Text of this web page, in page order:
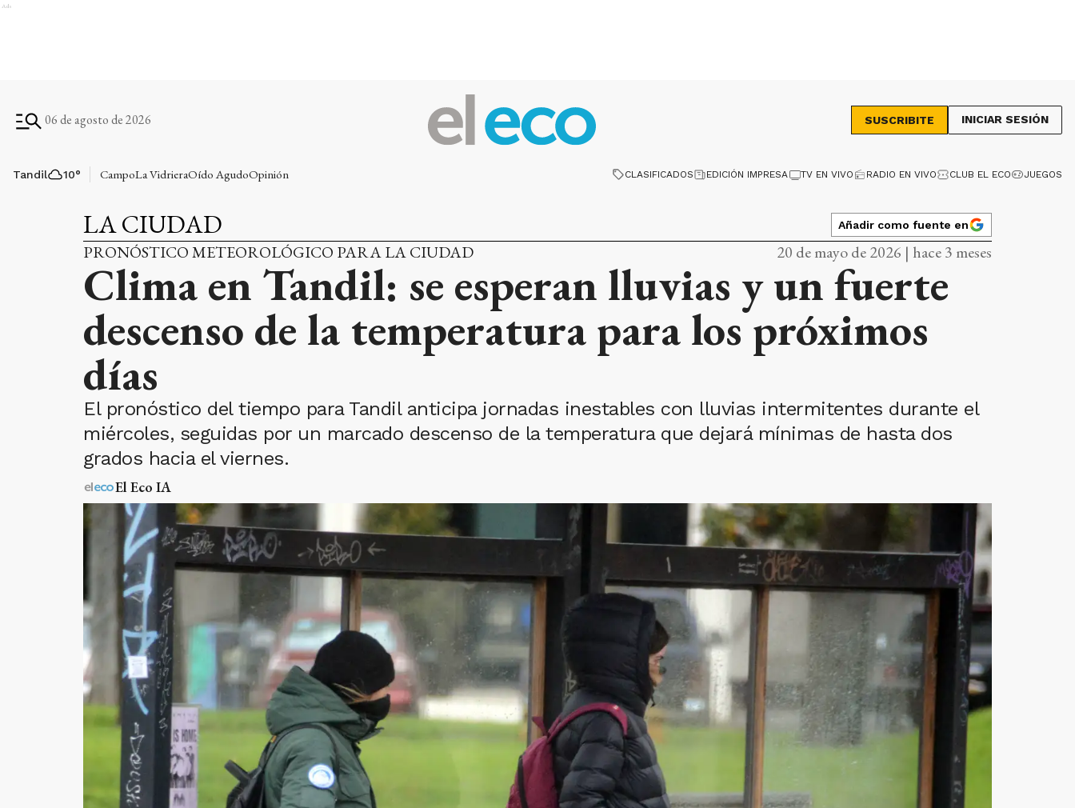
Ads
06 de agosto de 2026 SUSCRIBITE INICIAR SESIÓN
Tandil 10° CampoLa VidrieraOído AgudoOpinión CLASIFICADOS EDICIÓN IMPRESA TV EN VIVO RADIO EN VIVO CLUB EL ECO JUEGOS
LA CIUDAD Añadir como fuente en
PRONÓSTICO METEOROLÓGICO PARA LA CIUDAD 20 de mayo de 2026 | hace 3 meses
Clima en Tandil: se esperan lluvias y un fuerte
descenso de la temperatura para los próximos
días
El pronóstico del tiempo para Tandil anticipa jornadas inestables con lluvias intermitentes durante el
miércoles, seguidas por un marcado descenso de la temperatura que dejará mínimas de hasta dos
grados hacia el viernes.
El Eco IA